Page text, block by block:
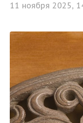
11 ноября 2025,